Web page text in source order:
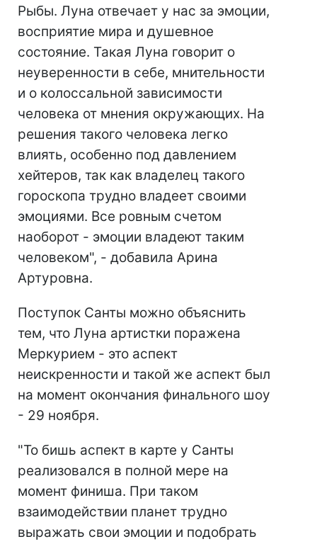
Рыбы. Луна отвечает у нас за эмоции,
восприятие мира и душевное
состояние. Такая Луна говорит о
неуверенности в себе, мнительности
и о колоссальной зависимости
человека от мнения окружающих. На
решения такого человека легко
влиять, особенно под давлением
хейтеров, так как владелец такого
гороскопа трудно владеет своими
эмоциями. Все ровным счетом
наоборот - эмоции владеют таким
человеком", - добавила Арина
Артуровна.
Поступок Санты можно объяснить
тем, что Луна артистки поражена
Меркурием - это аспект
неискренности и такой же аспект был
на момент окончания финального шоу
- 29 ноября.
"То бишь аспект в карте у Санты
реализовался в полной мере на
момент финиша. При таком
взаимодействии планет трудно
выражать свои эмоции и подобрать